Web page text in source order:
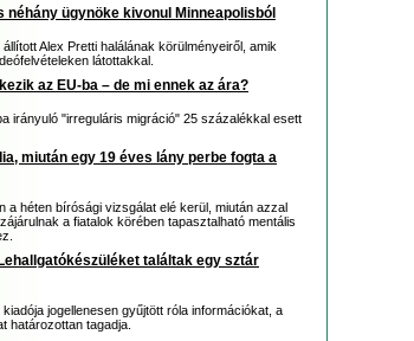
ügynöke kivonul Minneapolisból
Alex Pretti halálának körülményeiről, amik
látottakkal.
az EU-ba – de mi ennek az ára?
irányuló "irreguláris migráció" 25 százalékkal esett
miután egy 19 éves lány perbe fogta a
a héten bírósági vizsgálat elé kerül, miután azzal
a fiatalok körében tapasztalható mentális
találtak egy sztár
jogellenesen gyűjtött róla információkat, a
határozottan tagadja.